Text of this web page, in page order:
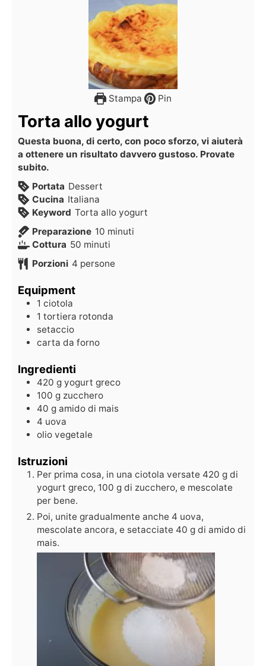
Stampa Pin
Torta allo yogurt
Questa buona, di certo, con poco sforzo, vi aiuterà
a ottenere un risultato davvero gustoso. Provate
subito.
Portata Dessert
Cucina Italiana
Keyword Torta allo yogurt
Preparazione 10 minuti
Cottura 50 minuti
Porzioni 4 persone
Equipment
1 ciotola
1 tortiera rotonda
setaccio
carta da forno
Ingredienti
420 g yogurt greco
100 g zucchero
40 g amido di mais
4 uova
olio vegetale
Istruzioni
Per prima cosa, in una ciotola versate 420 g di
yogurt greco, 100 g di zucchero, e mescolate
per bene.
Poi, unite gradualmente anche 4 uova,
mescolate ancora, e setacciate 40 g di amido di
mais.